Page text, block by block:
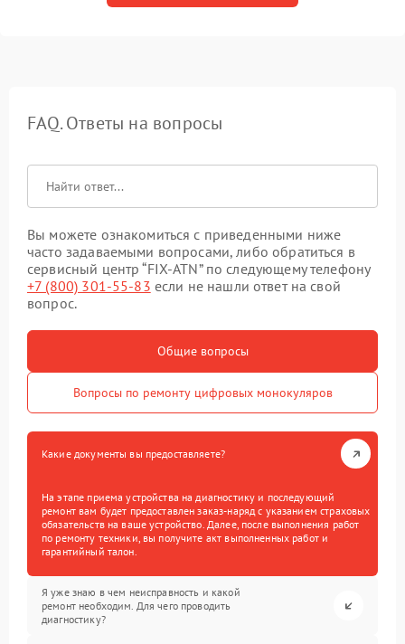
FAQ. Ответы на вопросы
Вы можете ознакомиться с приведенными ниже
часто задаваемыми вопросами, либо обратиться в
сервисный центр “FIX-ATN” по следующему телефону
+7 (800) 301-55-83 если не нашли ответ на свой
вопрос.
Общие вопросы
Вопросы по ремонту цифровых монокуляров
Какие документы вы предоставляете?
На этапе приема устройства на диагностику и последующий
ремонт вам будет предоставлен заказ-наряд с указанием страховых
обязательств на ваше устройство. Далее, после выполнения работ
по ремонту техники, вы получите акт выполненных работ и
гарантийный талон.
Я уже знаю в чем неисправность и какой
ремонт необходим. Для чего проводить
диагностику?